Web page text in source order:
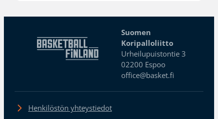
Suomen
Koripalloliitto
Urheilupuistontie 3
02200 Espoo
office@basket.fi
Henkilöstön yhteystiedot